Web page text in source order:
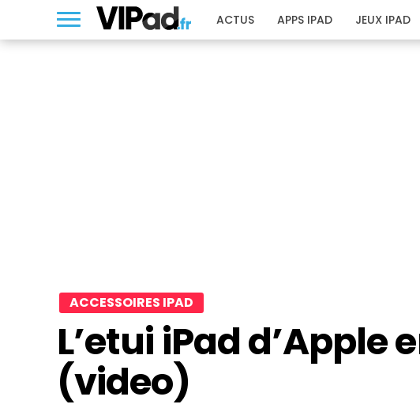
ACTUS APPS IPAD JEUX IPAD
ACCESSOIRES IPAD
L’etui iPad
(video)